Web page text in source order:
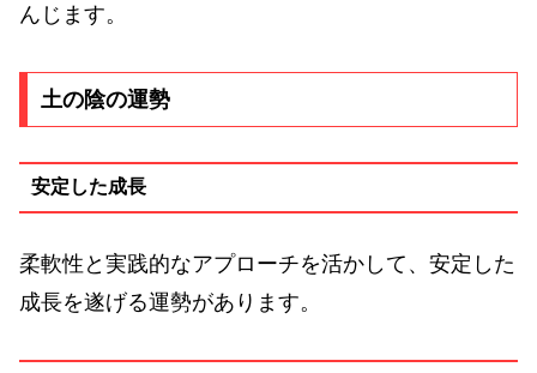
んじます。
土の陰の運勢
安定した成長
柔軟性と実践的なアプローチを活かして、安定した
成長を遂げる運勢があります。